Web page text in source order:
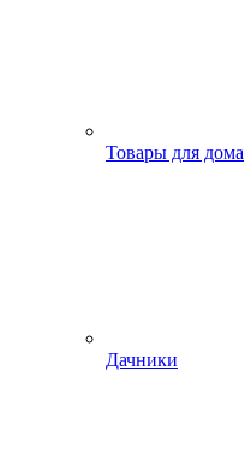
Товары для дома
Дачники